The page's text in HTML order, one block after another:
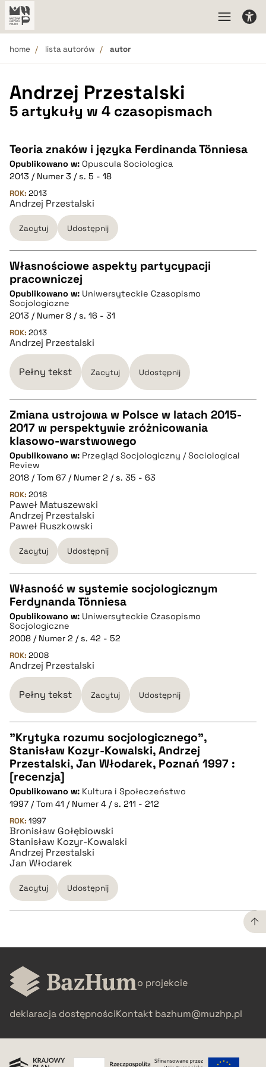
home lista autorów autor
Andrzej Przestalski
5 artykuły w 4 czasopismach
Teoria znaków i języka Ferdinanda Tönniesa
Opublikowano w: Opuscula Sociologica
2013 / Numer 3 / s. 5 - 18
ROK: 2013
Andrzej Przestalski
Zacytuj Udostępnij
CZYSTY TEKST
pobierz cytat
BIBTEX
pobierz cytat
Własnościowe aspekty partycypacji
pracowniczej
Opublikowano w: Uniwersyteckie Czasopismo
Socjologiczne
2013 / Numer 8 / s. 16 - 31
ROK: 2013
Andrzej Przestalski
Pełny tekst Zacytuj Udostępnij
CZYSTY TEKST
pobierz cytat
BIBTEX
pobierz cytat
Zmiana ustrojowa w Polsce w latach 2015-
2017 w perspektywie zróżnicowania
klasowo-warstwowego
Opublikowano w: Przegląd Socjologiczny / Sociological
Review
2018 / Tom 67 / Numer 2 / s. 35 - 63
ROK: 2018
Paweł Matuszewski
Andrzej Przestalski
Paweł Ruszkowski
Zacytuj Udostępnij
CZYSTY TEKST
pobierz cytat
BIBTEX
pobierz cytat
Własność w systemie socjologicznym
Ferdynanda Tönniesa
Opublikowano w: Uniwersyteckie Czasopismo
Socjologiczne
2008 / Numer 2 / s. 42 - 52
ROK: 2008
Andrzej Przestalski
Pełny tekst Zacytuj Udostępnij
CZYSTY TEKST
pobierz cytat
BIBTEX
pobierz cytat
"Krytyka rozumu socjologicznego",
Stanisław Kozyr-Kowalski, Andrzej
Przestalski, Jan Włodarek, Poznań 1997 :
[recenzja]
Opublikowano w: Kultura i Społeczeństwo
1997 / Tom 41 / Numer 4 / s. 211 - 212
ROK: 1997
Bronisław Gołębiowski
Stanisław Kozyr-Kowalski
Andrzej Przestalski
Jan Włodarek
Zacytuj Udostępnij
CZYSTY TEKST
pobierz cytat
BIBTEX
o projekcie
deklaracja dostępnościKontakt bazhum@muzhp.pl